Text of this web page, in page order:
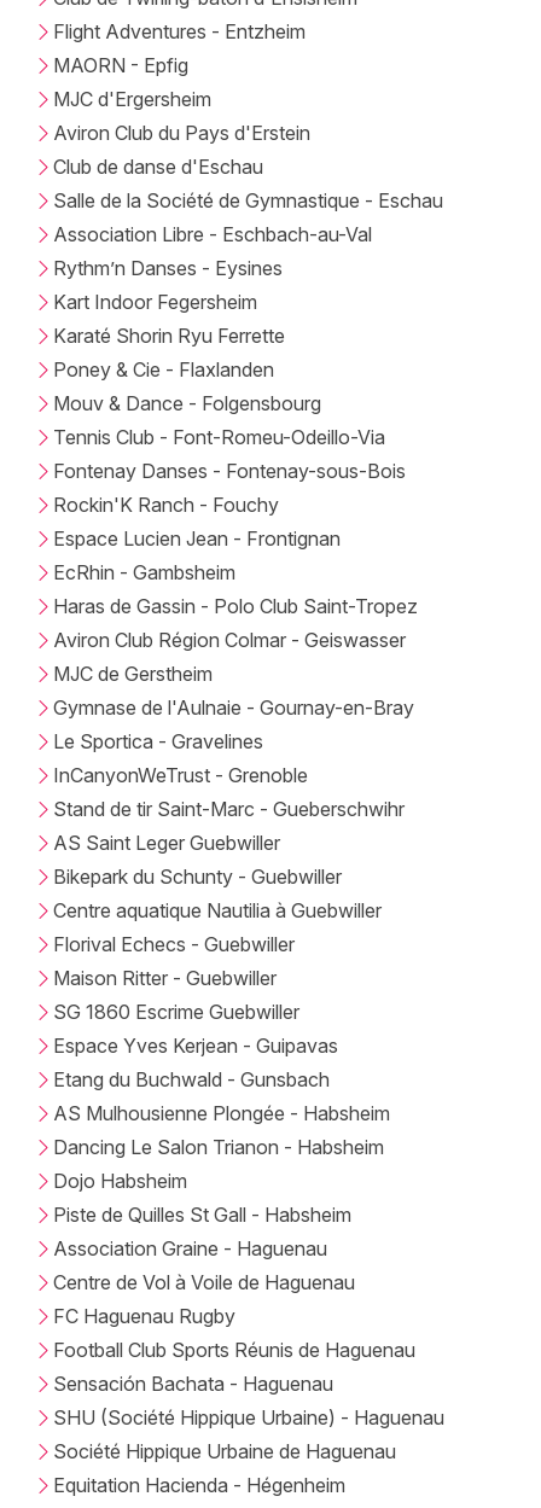
Flight Adventures - Entzheim
MAORN - Epfig
MJC d'Ergersheim
Aviron Club du Pays d'Erstein
Club de danse d'Eschau
Salle de la Société de Gymnastique - Eschau
Association Libre - Eschbach-au-Val
Rythm’n Danses - Eysines
Kart Indoor Fegersheim
Karaté Shorin Ryu Ferrette
Poney & Cie - Flaxlanden
Mouv & Dance - Folgensbourg
Tennis Club - Font-Romeu-Odeillo-Via
Fontenay Danses - Fontenay-sous-Bois
Rockin'K Ranch - Fouchy
Espace Lucien Jean - Frontignan
EcRhin - Gambsheim
Haras de Gassin - Polo Club Saint-Tropez
Aviron Club Région Colmar - Geiswasser
MJC de Gerstheim
Gymnase de l'Aulnaie - Gournay-en-Bray
Le Sportica - Gravelines
InCanyonWeTrust - Grenoble
Stand de tir Saint-Marc - Gueberschwihr
AS Saint Leger Guebwiller
Bikepark du Schunty - Guebwiller
Centre aquatique Nautilia à Guebwiller
Florival Echecs - Guebwiller
Maison Ritter - Guebwiller
SG 1860 Escrime Guebwiller
Espace Yves Kerjean - Guipavas
Etang du Buchwald - Gunsbach
AS Mulhousienne Plongée - Habsheim
Dancing Le Salon Trianon - Habsheim
Dojo Habsheim
Piste de Quilles St Gall - Habsheim
Association Graine - Haguenau
Centre de Vol à Voile de Haguenau
FC Haguenau Rugby
Football Club Sports Réunis de Haguenau
Sensación Bachata - Haguenau
SHU (Société Hippique Urbaine) - Haguenau
Société Hippique Urbaine de Haguenau
Equitation Hacienda - Hégenheim